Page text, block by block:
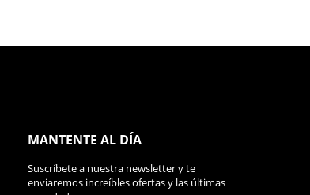
MANTENTE AL DÍA
Suscríbete a nuestra newsletter y te
enviaremos increíbles ofertas y las últimas